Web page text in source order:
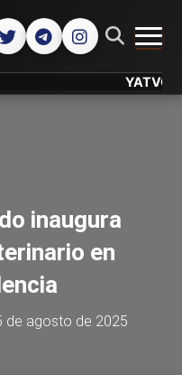
YATVO...
inaugura
en
de agosto de 2025